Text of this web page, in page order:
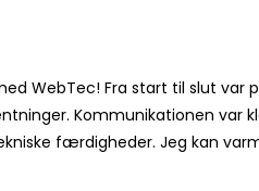
WebTec! Fra start til slut
Kommunikationen var
færdigheder. Jeg kan